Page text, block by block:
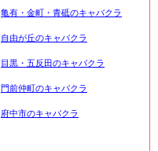
亀有・金町・青砥のキャバクラ
自由が丘のキャバクラ
目黒・五反田のキャバクラ
門前仲町のキャバクラ
府中市のキャバクラ